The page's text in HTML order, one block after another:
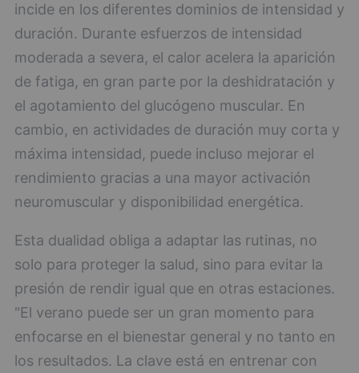
incide en los diferentes dominios de intensidad y
duración. Durante esfuerzos de intensidad
moderada a severa, el calor acelera la aparición
de fatiga, en gran parte por la deshidratación y
el agotamiento del glucógeno muscular. En
cambio, en actividades de duración muy corta y
máxima intensidad, puede incluso mejorar el
rendimiento gracias a una mayor activación
neuromuscular y disponibilidad energética.
Esta dualidad obliga a adaptar las rutinas, no
solo para proteger la salud, sino para evitar la
presión de rendir igual que en otras estaciones.
"El verano puede ser un gran momento para
enfocarse en el bienestar general y no tanto en
los resultados. La clave está en entrenar con